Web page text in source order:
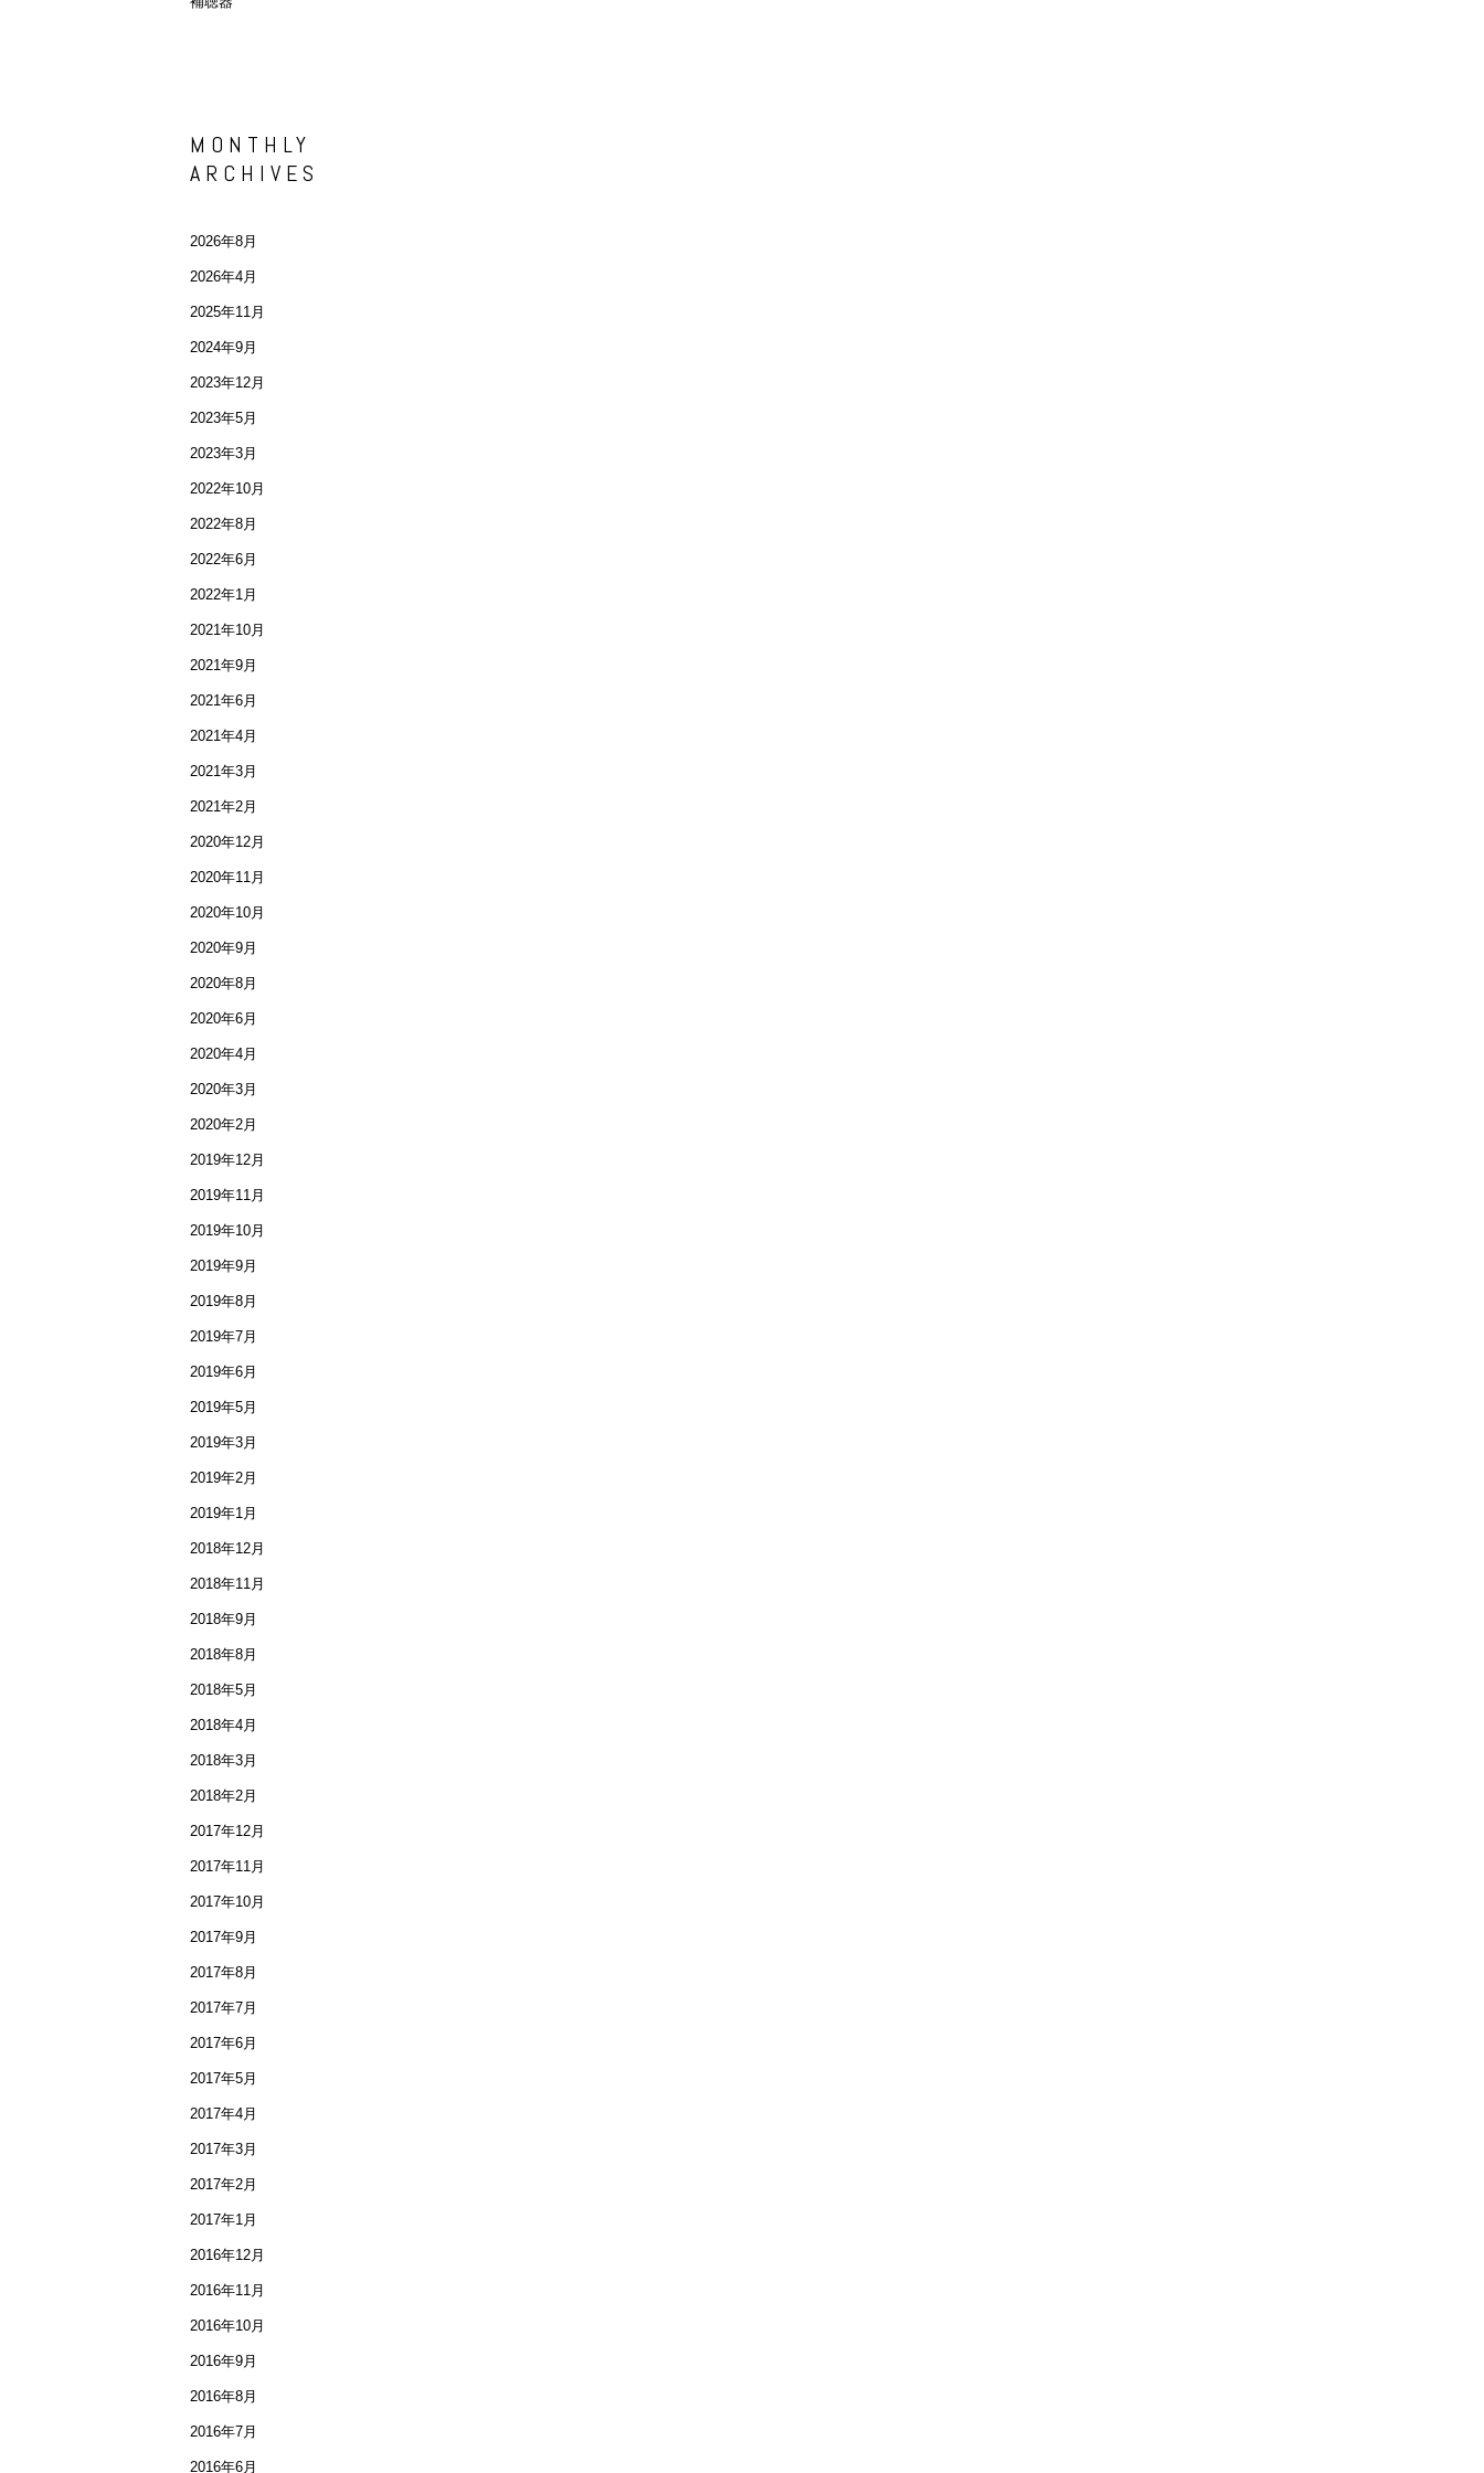
MONTHLY
ARCHIVES
2026年8月
2026年4月
2025年11月
2024年9月
2023年12月
2023年5月
2023年3月
2022年10月
2022年8月
2022年6月
2022年1月
2021年10月
2021年9月
2021年6月
2021年4月
2021年3月
2021年2月
2020年12月
2020年11月
2020年10月
2020年9月
2020年8月
2020年6月
2020年4月
2020年3月
2020年2月
2019年12月
2019年11月
2019年10月
2019年9月
2019年8月
2019年7月
2019年6月
2019年5月
2019年3月
2019年2月
2019年1月
2018年12月
2018年11月
2018年9月
2018年8月
2018年5月
2018年4月
2018年3月
2018年2月
2017年12月
2017年11月
2017年10月
2017年9月
2017年8月
2017年7月
2017年6月
2017年5月
2017年4月
2017年3月
2017年2月
2017年1月
2016年12月
2016年11月
2016年10月
2016年9月
2016年8月
2016年7月
2016年6月